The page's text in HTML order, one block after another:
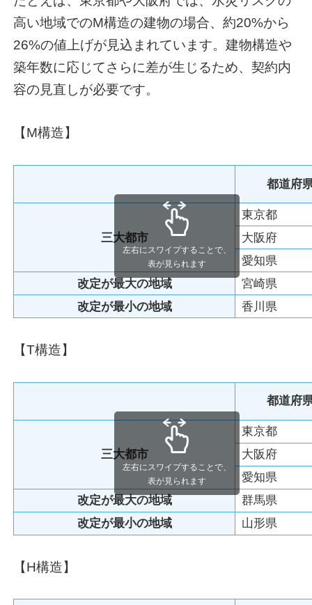
高い地域でのM構造の建物の場合、約20%から
26%の値上げが見込まれています。建物構造や
築年数に応じてさらに差が生じるため、契約内
容の見直しが必要です。
【M構造】
都道府
三大都市
東京都
大阪府
愛知県
改定が最大の地域
宮崎県
改定が最小の地域 香川県
左右にスワイプすることで、
表が見られます
【T構造】
都道府
三大都市
東京都
大阪府
愛知県
改定が最大の地域
群馬県
改定が最小の地域 山形県
左右にスワイプすることで、
表が見られます
【H構造】